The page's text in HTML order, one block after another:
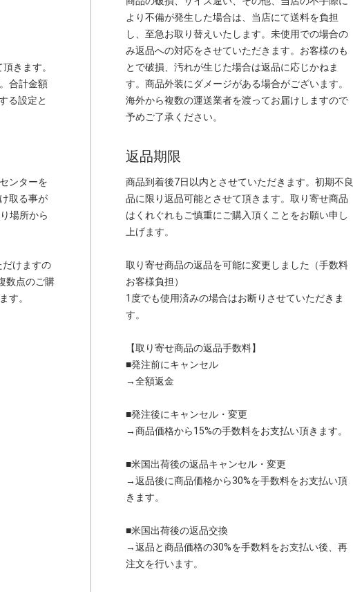
きます。
合計金額
る設定と
ンターを
取る事が
場所から
けますの
数点のご購
す。
より不備が発生した場合は、当店にて送料を負担
し、至急お取り替えいたします。未使用での場合の
み返品への対応をさせていただきます。お客様のも
とで破損、汚れが生じた場合は返品に応じかねま
す。商品外装にダメージがある場合がございます。
海外から複数の運送業者を渡ってお届けしますので
予めご了承ください。
返品期限
商品到着後7日以内とさせていただきます。初期不良
品に限り返品可能とさせて頂きます。取り寄せ商品
はくれぐれもご慎重にご購入頂くことをお願い申し
上げます。
取り寄せ商品の返品を可能に変更しました（手数料
お客様負担）
1度でも使用済みの場合はお断りさせていただきま
す。
【取り寄せ商品の返品手数料】
■発注前にキャンセル
→全額返金
■発注後にキャンセル・変更
→商品価格から15%の手数料をお支払い頂きます。
■米国出荷後の返品キャンセル・変更
→返品後に商品価格から30%を手数料をお支払い頂
きます。
■米国出荷後の返品交換
→返品と商品価格の30%を手数料をお支払い後、再
注文を行います。